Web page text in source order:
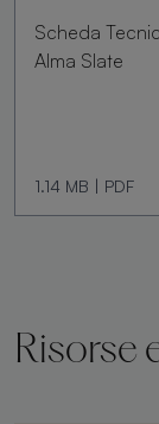
Scheda
Alma Slate
1.14 MB | PDF
Risorse